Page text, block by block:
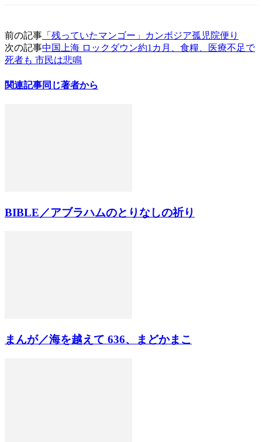
前の記事 「残っていたマンゴー」カンボジア孤児院便り
次の記事中国上海 ロックダウン約1カ月、食糧、医療不足で
死者も 市民は悲鳴
関連記事同じ著者から
BIBLE／アブラハムのとりなしの祈り
まんが／海を越えて 636、まどかまこ